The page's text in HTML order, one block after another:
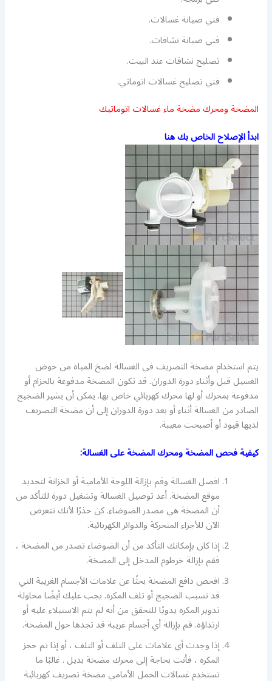
فني صيانة غسالات.
فني صيانة نشافات.
تصليح نشافات عند البيت.
فني تصليح غسالات اتوماتي.
المضخة ومحرك مضخة ماء غسالات اتوماتيك
ابدأ الإصلاح الخاص بك هنا
يتم استخدام مضخة التصريف في الغسالة لضخ المياه من حوض
الغسيل قبل وأثناء دورة الدوران. قد تكون المضخة مدفوعة بالحزام أو
مدفوعة بمحرك أو لها محرك كهربائي خاص بها. يمكن أن يشير الضجيج
الصادر من الغسالة أثناء أو بعد دورة الدوران إلى أن مضخة التصريف
لديها قيود أو أصبحت معيبة.
كيفية فحص المضخة ومحرك المضخة على الغسالة:
افصل الغسالة وقم بإزالة اللوحة الأمامية أو الخزانة لتحديد
موقع المضخة. أعد توصيل الغسالة وتشغيل دورة للتأكد من
أن المضخة هي مصدر الضوضاء. كن حذرًا لأنك تتعرض
الآن للأجزاء المتحركة والدوائر الكهربائية.
إذا كان بإمكانك التأكد من أن الضوضاء تصدر من المضخة ،
فقم بإزالة خرطوم المدخل إلى المضخة.
افحص دافع المضخة بحثًا عن علامات الأجسام الغريبة التي
قد تسبب الضجيج أو تلف المكره. يجب عليك أيضًا محاولة
تدوير المكره يدويًا للتحقق من أنه لم يتم الاستيلاء عليه أو
ارتداؤه. قم بإزالة أي أجسام غريبة قد تجدها حول المضخة.
إذا وجدت أي علامات على التلف أو التلف ، أو إذا تم حجز
المكره ، فأنت بحاجة إلى محرك مضخة بديل . غالبًا ما
تستخدم غسالات الحمل الأمامي مضخة تصريف كهربائية